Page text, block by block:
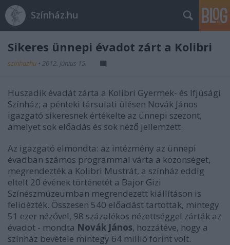
Színház.hu
Sikeres ünnepi évadot zárt a Kolibri
szinhazhu • 2012. június 15.
Huszadik évadát zárta a Kolibri Gyermek- és Ifjúsági
Színház; a pénteki társulati ülésen Novák János
igazgató sikeresnek értékelte az ünnepi szezont,
amelyet sok előadás és sok néző jellemzett.
Az igazgató elmondta: az intézmény az ünnepi
évadban számos programmal várta a közönséget,
megrendezték a Kolibri Mustrát, a színház eddig
eltelt 20 évének történetét a Bajor Gizi
Színészmúzeumban megrendezett kiállításon is
felidézték. Összesen 540 előadást tartottak, mintegy
51 ezer nézővel, 98 százalékos nézettséggel zárták az
évadot - mondta Novák János, hozzátéve, hogy a
színház bevétele mintegy 64 millió forint volt.